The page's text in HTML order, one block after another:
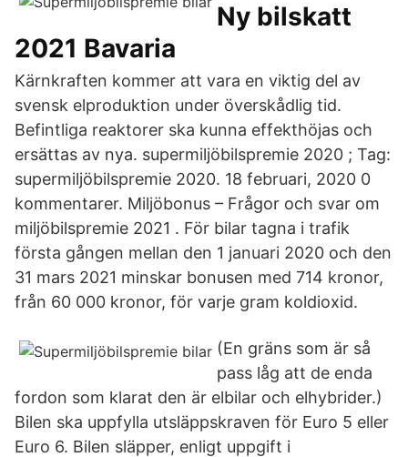
Ny bilskatt
2021 Bavaria
Kärnkraften kommer att vara en viktig del av
svensk elproduktion under överskådlig tid.
Befintliga reaktorer ska kunna effekthöjas och
ersättas av nya. supermiljöbilspremie 2020 ; Tag:
supermiljöbilspremie 2020. 18 februari, 2020 0
kommentarer. Miljöbonus – Frågor och svar om
miljöbilspremie 2021 . För bilar tagna i trafik
första gången mellan den 1 januari 2020 och den
31 mars 2021 minskar bonusen med 714 kronor,
från 60 000 kronor, för varje gram koldioxid.
(En gräns som är så
pass låg att de enda
fordon som klarat den är elbilar och elhybrider.)
Bilen ska uppfylla utsläppskraven för Euro 5 eller
Euro 6. Bilen släpper, enligt uppgift i